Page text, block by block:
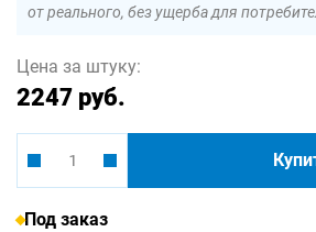
от реального, без ущерба для
Цена за штуку:
2247 руб.
Под заказ